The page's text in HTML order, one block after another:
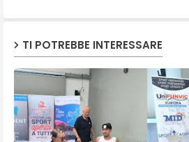
TI POTREBBE INTERESSARE